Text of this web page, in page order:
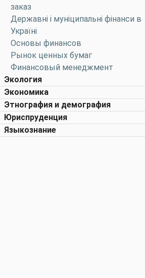
заказ
Державні і муніципальні фінанси в
Україні
Основы финансов
Рынок ценных бумаг
Финансовый менеджмент
Экология
Экономика
Этнография и демография
Юриспруденция
Языкознание